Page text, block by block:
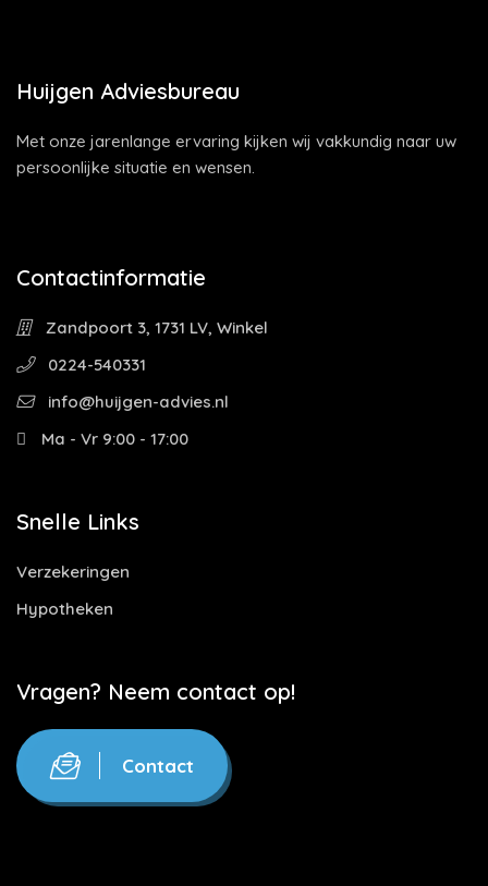
Huijgen Adviesbureau
Met onze jarenlange ervaring kijken wij vakkundig naar uw
persoonlijke situatie en wensen.
Contactinformatie
Zandpoort 3, 1731 LV, Winkel
0224-540331
info@huijgen-advies.nl
Ma - Vr 9:00 - 17:00
Snelle Links
Verzekeringen
Hypotheken
Vragen? Neem contact op!
Contact